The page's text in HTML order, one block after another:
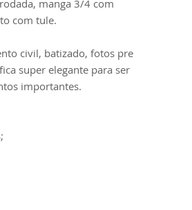
manga 3/4 com
com tule.
civil, batizado, fotos pre
super elegante para ser
importantes.